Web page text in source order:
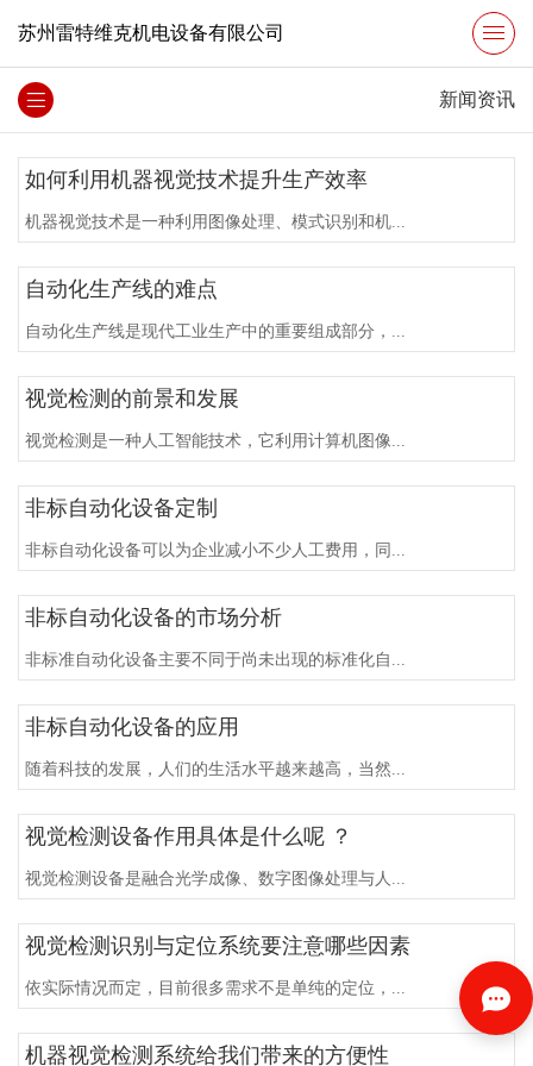
苏州雷特维克机电设备有限公司
新闻资讯
如何利用机器视觉技术提升生产效率
机器视觉技术是一种利用图像处理、模式识别和机...
自动化生产线的难点
自动化生产线是现代工业生产中的重要组成部分，...
视觉检测的前景和发展
视觉检测是一种人工智能技术，它利用计算机图像...
非标自动化设备定制
非标自动化设备可以为企业减小不少人工费用，同...
非标自动化设备的市场分析
非标准自动化设备主要不同于尚未出现的标准化自...
非标自动化设备的应用
随着科技的发展，人们的生活水平越来越高，当然...
视觉检测设备作用具体是什么呢 ？
视觉检测设备是融合光学成像、数字图像处理与人...
视觉检测识别与定位系统要注意哪些因素
依实际情况而定，目前很多需求不是单纯的定位，...
机器视觉检测系统给我们带来的方便性